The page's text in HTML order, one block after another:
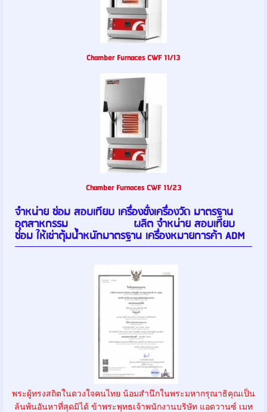
Chamber Furnaces CWF 11/13
Chamber Furnaces CWF 11/23
จำหน่าย ซ่อม สอบเทียบ เครื่องชั่งเครื่องวัด มาตรฐาน
อุตสาหกรรม ผลิต จำหน่าย สอบเทียบ
ซ่อม ให้เช่าตุ้มน้ำหนักมาตรฐาน เครื่องหมายการค้า ADM
พระผู้ทรงสถิตในดวงใจคนไทย น้อมสำนึกในพระมหากรุณาธิคุณเป็น
ล้นพ้นอันหาที่สุดมิได้ ข้าพระพุทธเจ้าพนักงานบริษัท แอดวานซ์ เมท